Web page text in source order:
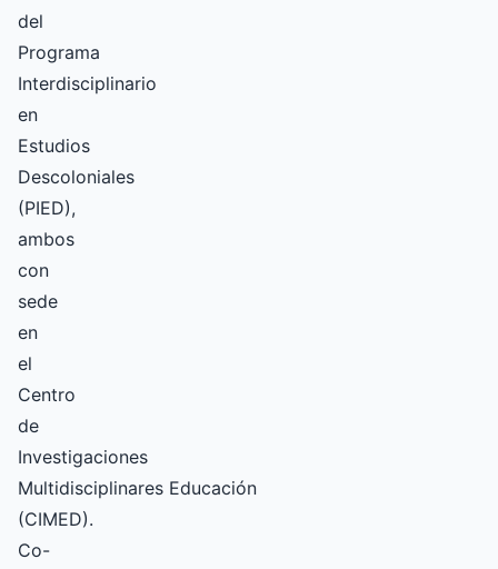
del
Programa
Interdisciplinario
en
Estudios
Descoloniales
(PIED),
ambos
con
sede
en
el
Centro
de
Investigaciones
Multidisciplinares Educación
(CIMED).
Co-